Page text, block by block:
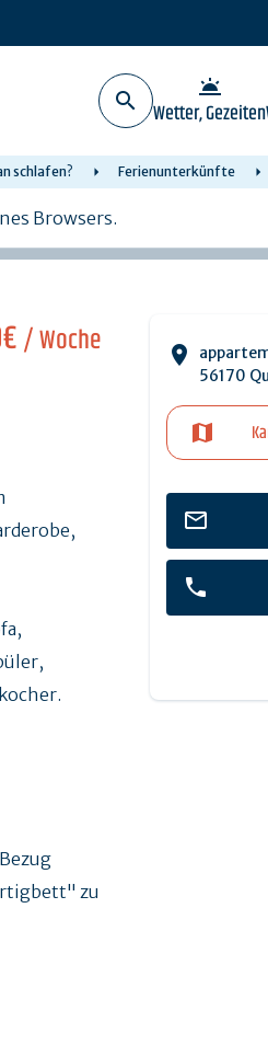
wb_twilight
Wetter, Gezeiten
schlafen? Ferienunterkünfte
Browsers.
/ Woche
56170
zu